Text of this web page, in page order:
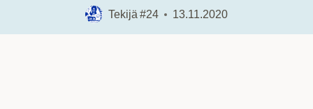
Tekijä #24 13.11.2020